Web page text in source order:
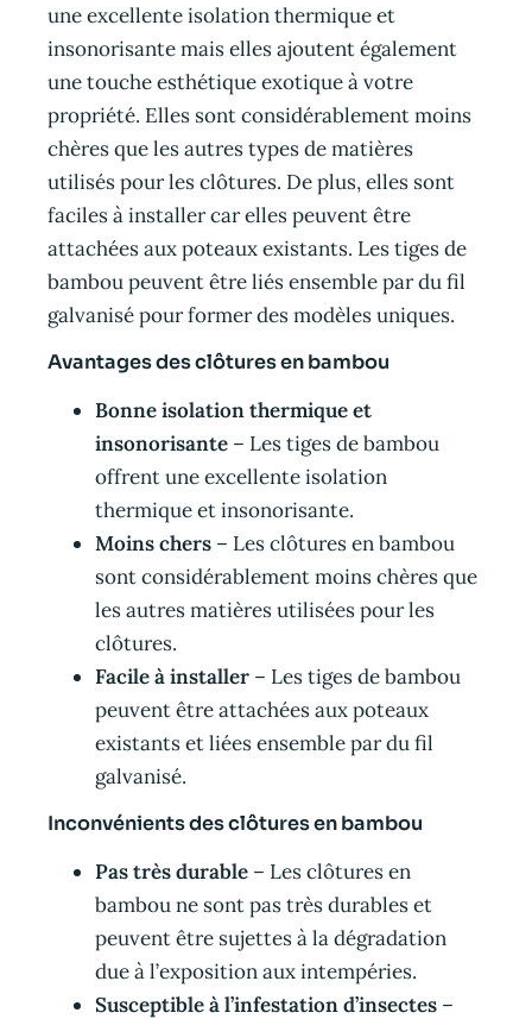
une excellente isolation thermique et
insonorisante mais elles ajoutent également
une touche esthétique exotique à votre
propriété. Elles sont considérablement moins
chères que les autres types de matières
utilisés pour les clôtures. De plus, elles sont
faciles à installer car elles peuvent être
attachées aux poteaux existants. Les tiges de
bambou peuvent être liés ensemble par du fil
galvanisé pour former des modèles uniques.
Avantages des clôtures en bambou
Bonne isolation thermique et
insonorisante – Les tiges de bambou
offrent une excellente isolation
thermique et insonorisante.
Moins chers – Les clôtures en bambou
sont considérablement moins chères que
les autres matières utilisées pour les
clôtures.
Facile à installer – Les tiges de bambou
peuvent être attachées aux poteaux
existants et liées ensemble par du fil
galvanisé.
Inconvénients des clôtures en bambou
Pas très durable – Les clôtures en
bambou ne sont pas très durables et
peuvent être sujettes à la dégradation
due à l’exposition aux intempéries.
Susceptible à l’infestation d’insectes –